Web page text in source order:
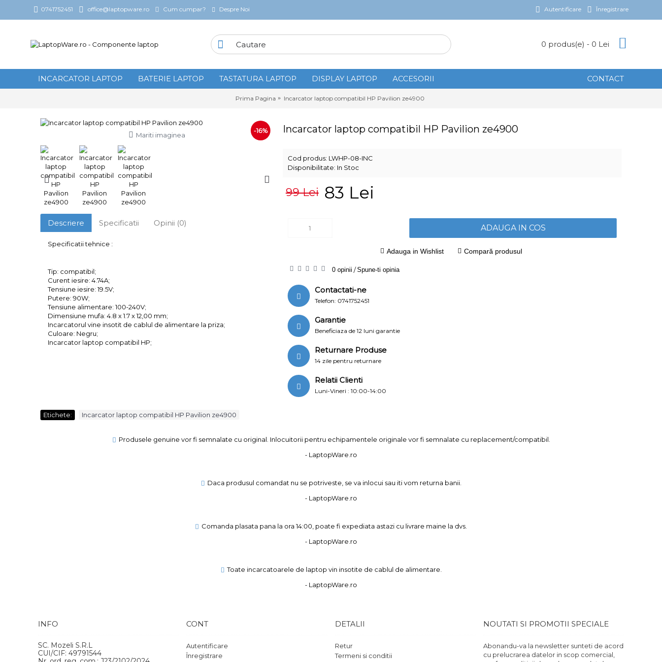
0741752451 office@laptopware.ro Cum cumpar? Despre Noi Autentificare Înregistrare
0 produs(e) - 0 Lei
INCARCATOR LAPTOP BATERIE LAPTOP TASTATURA LAPTOP DISPLAY LAPTOP ACCESORII CONTACT
Prima Pagina Incarcator laptop compatibil HP Pavilion ze4900
-16%
Mariti imaginea
Descriere Specificatii Opinii (0)
Specificatii tehnice :
Tip: compatibil;
Curent iesire: 4.74A;
Tensiune iesire: 19.5V;
Putere: 90W;
Tensiune alimentare: 100-240V;
Dimensiune mufa: 4.8 x 1.7 x 12,00 mm;
Incarcatorul vine insotit de cablul de alimentare la priza;
Culoare: Negru;
Incarcator laptop compatibil HP;
Incarcator laptop compatibil HP Pavilion ze4900
Cod produs: LWHP-08-INC
Disponibilitate: In Stoc
99 Lei 83 Lei
ADAUGA IN COS
Adauga in Wishlist Compară produsul
0 opinii /Spune-ti opinia
Contactati-ne
Telefon: 0741752451
Garantie
Beneficiaza de 12 luni garantie
Returnare Produse
14 zile pentru returnare
Relatii Clienti
Luni-Vineri : 10:00-14:00
Etichete: Incarcator laptop compatibil HP Pavilion ze4900
Produsele genuine vor fi semnalate cu original. Inlocuitorii pentru echipamentele originale vor fi semnalate cu replacement/compatibil.
- LaptopWare.ro
Daca produsul comandat nu se potriveste, se va inlocui sau iti vom returna banii.
- LaptopWare.ro
Comanda plasata pana la ora 14:00, poate fi expediata astazi cu livrare maine la dvs.
- LaptopWare.ro
Toate incarcatoarele de laptop vin insotite de cablul de alimentare.
- LaptopWare.ro
INFO
SC. Mozeli S.R.L
CUI/CIF: 49791544
CONT
Autentificare
Înregistrare
DETALII
Retur
Termeni si conditii
NOUTATI SI PROMOTII SPECIALE
Abonandu-va la newsletter sunteti de acord
cu prelucrarea datelor in scop comercial,